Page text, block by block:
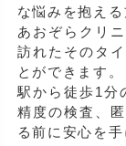
な悩みを抱える
あおぞらクリ
訪れたそのタ
とができます。
駅から徒歩1分
精度の検査、
る前に安心を